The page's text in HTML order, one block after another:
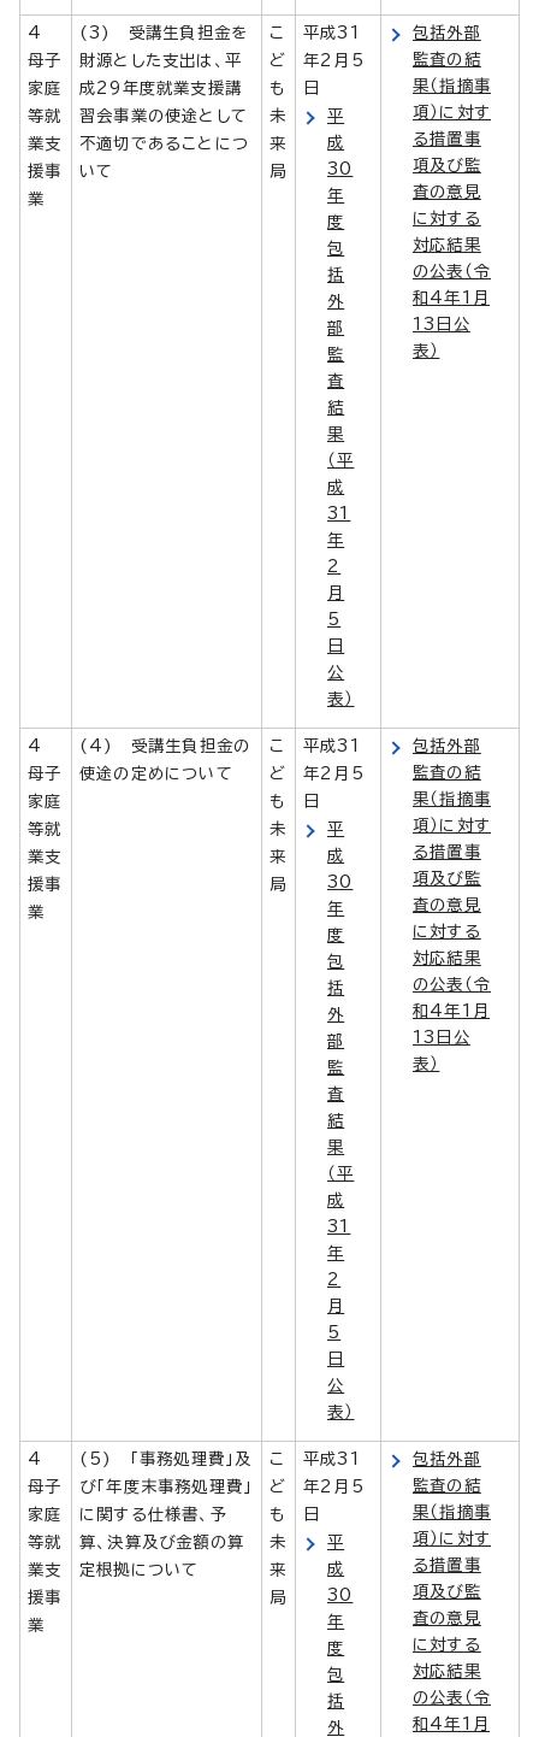
4
母子
家庭
等就
業支
援事
業
(3) 受講生負担金を
財源とした支出は、平
成29年度就業支援講
習会事業の使途として
不適切であることにつ
いて
こ
ど
も
未
来
局
平成31
年2月5
日
平
成
30
年
度
包
括
外
部
監
査
結
果
（平
成
31
年
2
月
5
日
公
表）
包括外部
監査の結
果（指摘事
項）に対す
る措置事
項及び監
査の意見
に対する
対応結果
の公表（令
和4年1月
13日公
表）
4
母子
家庭
等就
業支
援事
業
(4) 受講生負担金の
使途の定めについて
こ
ど
も
未
来
局
平成31
年2月5
日
平
成
30
年
度
包
括
外
部
監
査
結
果
（平
成
31
年
2
月
5
日
公
表）
包括外部
監査の結
果（指摘事
項）に対す
る措置事
項及び監
査の意見
に対する
対応結果
の公表（令
和4年1月
13日公
表）
4
母子
家庭
等就
業支
援事
業
(5) 「事務処理費」及
び「年度末事務処理費」
に関する仕様書、予
算、決算及び金額の算
定根拠について
こ
ど
も
未
来
局
平成31
年2月5
日
平
成
30
年
度
包
括
外
包括外部
監査の結
果（指摘事
項）に対す
る措置事
項及び監
査の意見
に対する
対応結果
の公表（令
和4年1月